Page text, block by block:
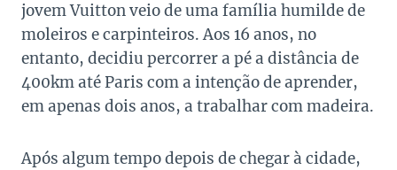
jovem Vuitton veio de uma família humilde de
moleiros e carpinteiros. Aos 16 anos, no
entanto, decidiu percorrer a pé a distância de
400km até Paris com a intenção de aprender,
em apenas dois anos, a trabalhar com madeira.
Após algum tempo depois de chegar à cidade,